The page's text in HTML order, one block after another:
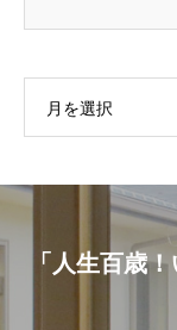
月を選択
「人生百歳